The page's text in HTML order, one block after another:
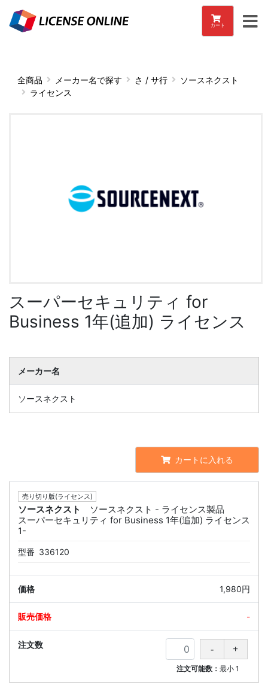
カート
全商品 メーカー名で探す さ / サ行
ソースネクスト
ライセンス
スーパーセキュリティ for
Business 1年(追加) ライセンス
メーカー名
ソースネクスト
カートに入れる
売り切り版(ライセンス)
ソースネクスト
ソースネクスト - ライセンス製品
スーパーセキュリティ for Business 1年(追加) ライセンス
1-
型番 336120
1,980円
-
注文可能数：最小 1